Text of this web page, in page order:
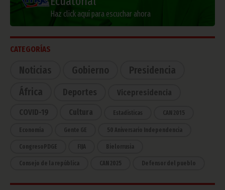
Haz click aquí para escuchar ahora
CATEGORÍAS
Noticias Gobierno
Presidencia
África
Deportes Vicepresidencia
COVID-19 Cultura Estadísticas CAN 2015
Economía Gente GE 50 Aniversario Independencia
CongresoPDGE FIJA Bielorrusia
Consejo de la república CAN 2025 Defensor del pueblo